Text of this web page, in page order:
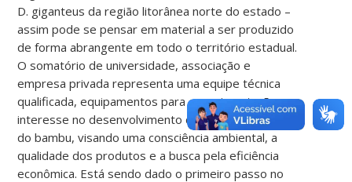
D. giganteus da região litorânea norte do estado –
assim pode se pensar em material a ser produzido
de forma abrangente em todo o território estadual.
O somatório de universidade, associação e
empresa privada representa uma equipe técnica
qualificada, equipamentos para experimentação e
interesse no desenvolvimento da cadeia produtiva
do bambu, visando uma consciência ambiental, a
qualidade dos produtos e a busca pela eficiência
econômica. Está sendo dado o primeiro passo no